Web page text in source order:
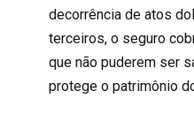
decorrência de atos
terceiros, o seguro
que não puderem ser
protege o patrimônio